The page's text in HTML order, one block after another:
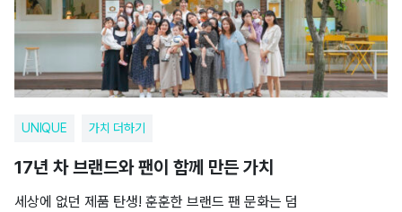
UNIQUE 가치 더하기
17년 차 브랜드와 팬이 함께 만든 가치
세상에 없던 제품 탄생! 훈훈한 브랜드 팬 문화는 덤